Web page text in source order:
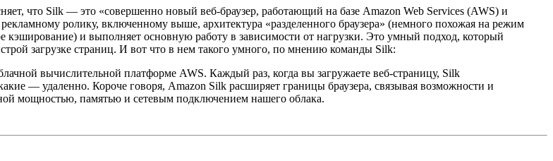
что Silk — это «совершенно новый веб-браузер, работающий на базе Amazon Web Services (AWS) и
ролику, включенному выше, архитектура «разделенного браузера» (немного похожая на режим
кэширование) и выполняет основную работу в зависимости от нагрузки. Это умный подход, который
загрузке страниц. И вот что в нем такого умного, по мнению команды Silk:
вычислительной платформе AWS. Каждый раз, когда вы загружаете веб-страницу, Silk
— удаленно. Короче говоря, Amazon Silk расширяет границы браузера, связывая возможности и
мощностью, памятью и сетевым подключением нашего облака.